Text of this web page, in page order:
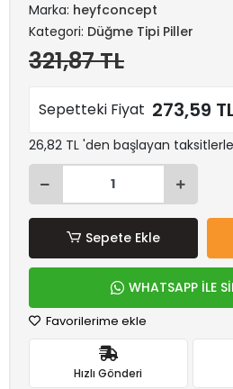
Marka: heyfconcept
Kategori: Düğme Tipi Piller
321,87 TL
Sepetteki Fiyat 273,59
26,82 TL 'den başlayan taksitlerle
Sepete Ekle
WHATSAPP İLE
Favorilerime ekle
Hızlı Gönderi